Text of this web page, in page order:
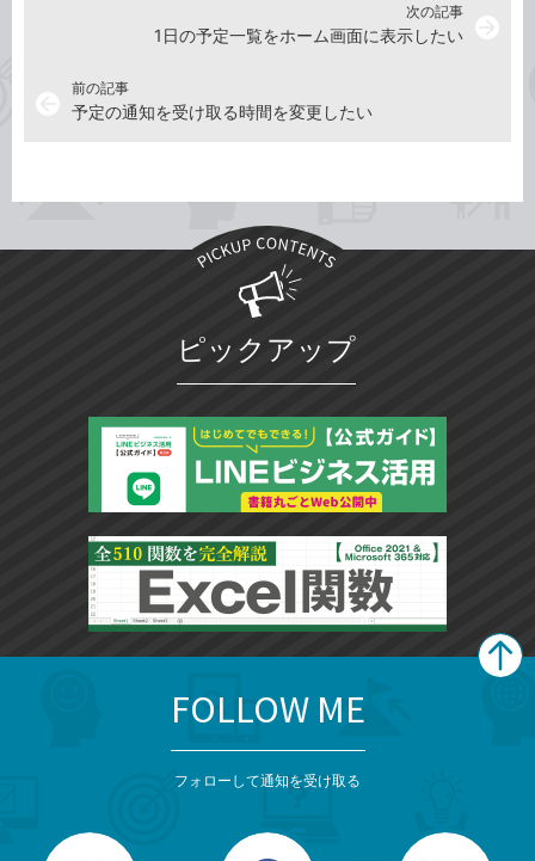
前の記事
予定の通知を受け取る時間を変更したい
次の記事
1日の予定一覧をホーム画面に表示したい
ピックアップ
FOLLOW ME
フォローして通知を受け取る